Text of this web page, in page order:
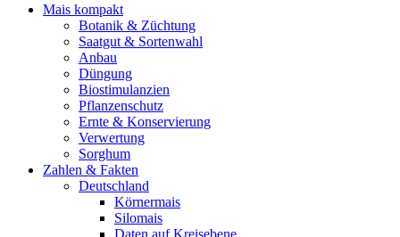
Mais kompakt
Botanik & Züchtung
Saatgut & Sortenwahl
Anbau
Düngung
Biostimulanzien
Pflanzenschutz
Ernte & Konservierung
Verwertung
Sorghum
Zahlen & Fakten
Deutschland
Körnermais
Silomais
Daten auf Kreisebene